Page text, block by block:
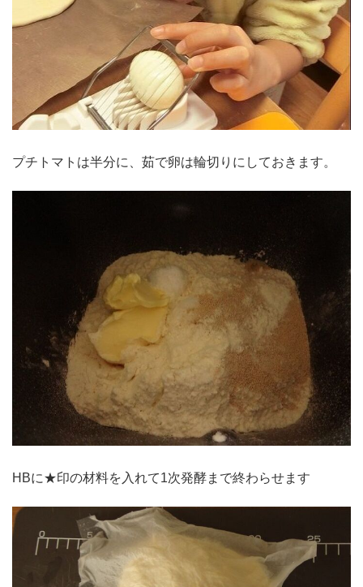
プチトマトは半分に、茹で卵は輪切りにしておきます。
HBに★印の材料を入れて1次発酵まで終わらせます